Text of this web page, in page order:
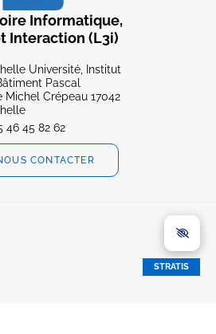
Informatique,
Interaction (L3i)
Université, Institut
Pascal
Michel Crépeau 17042
46 45 82 62
CONTACTER
STRATIS